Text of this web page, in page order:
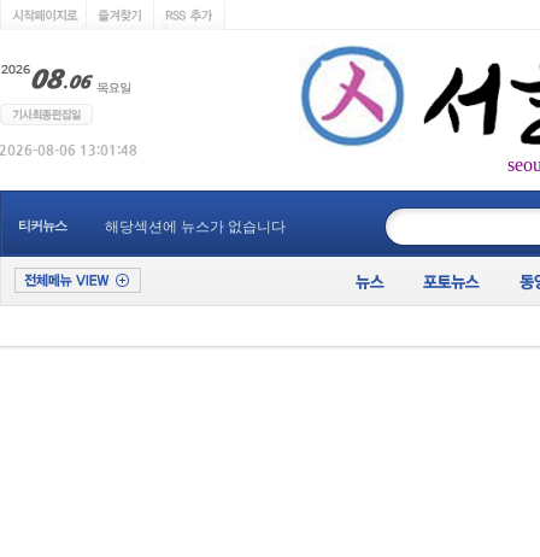
티커뉴스 해당섹션에 뉴스가 없습니다